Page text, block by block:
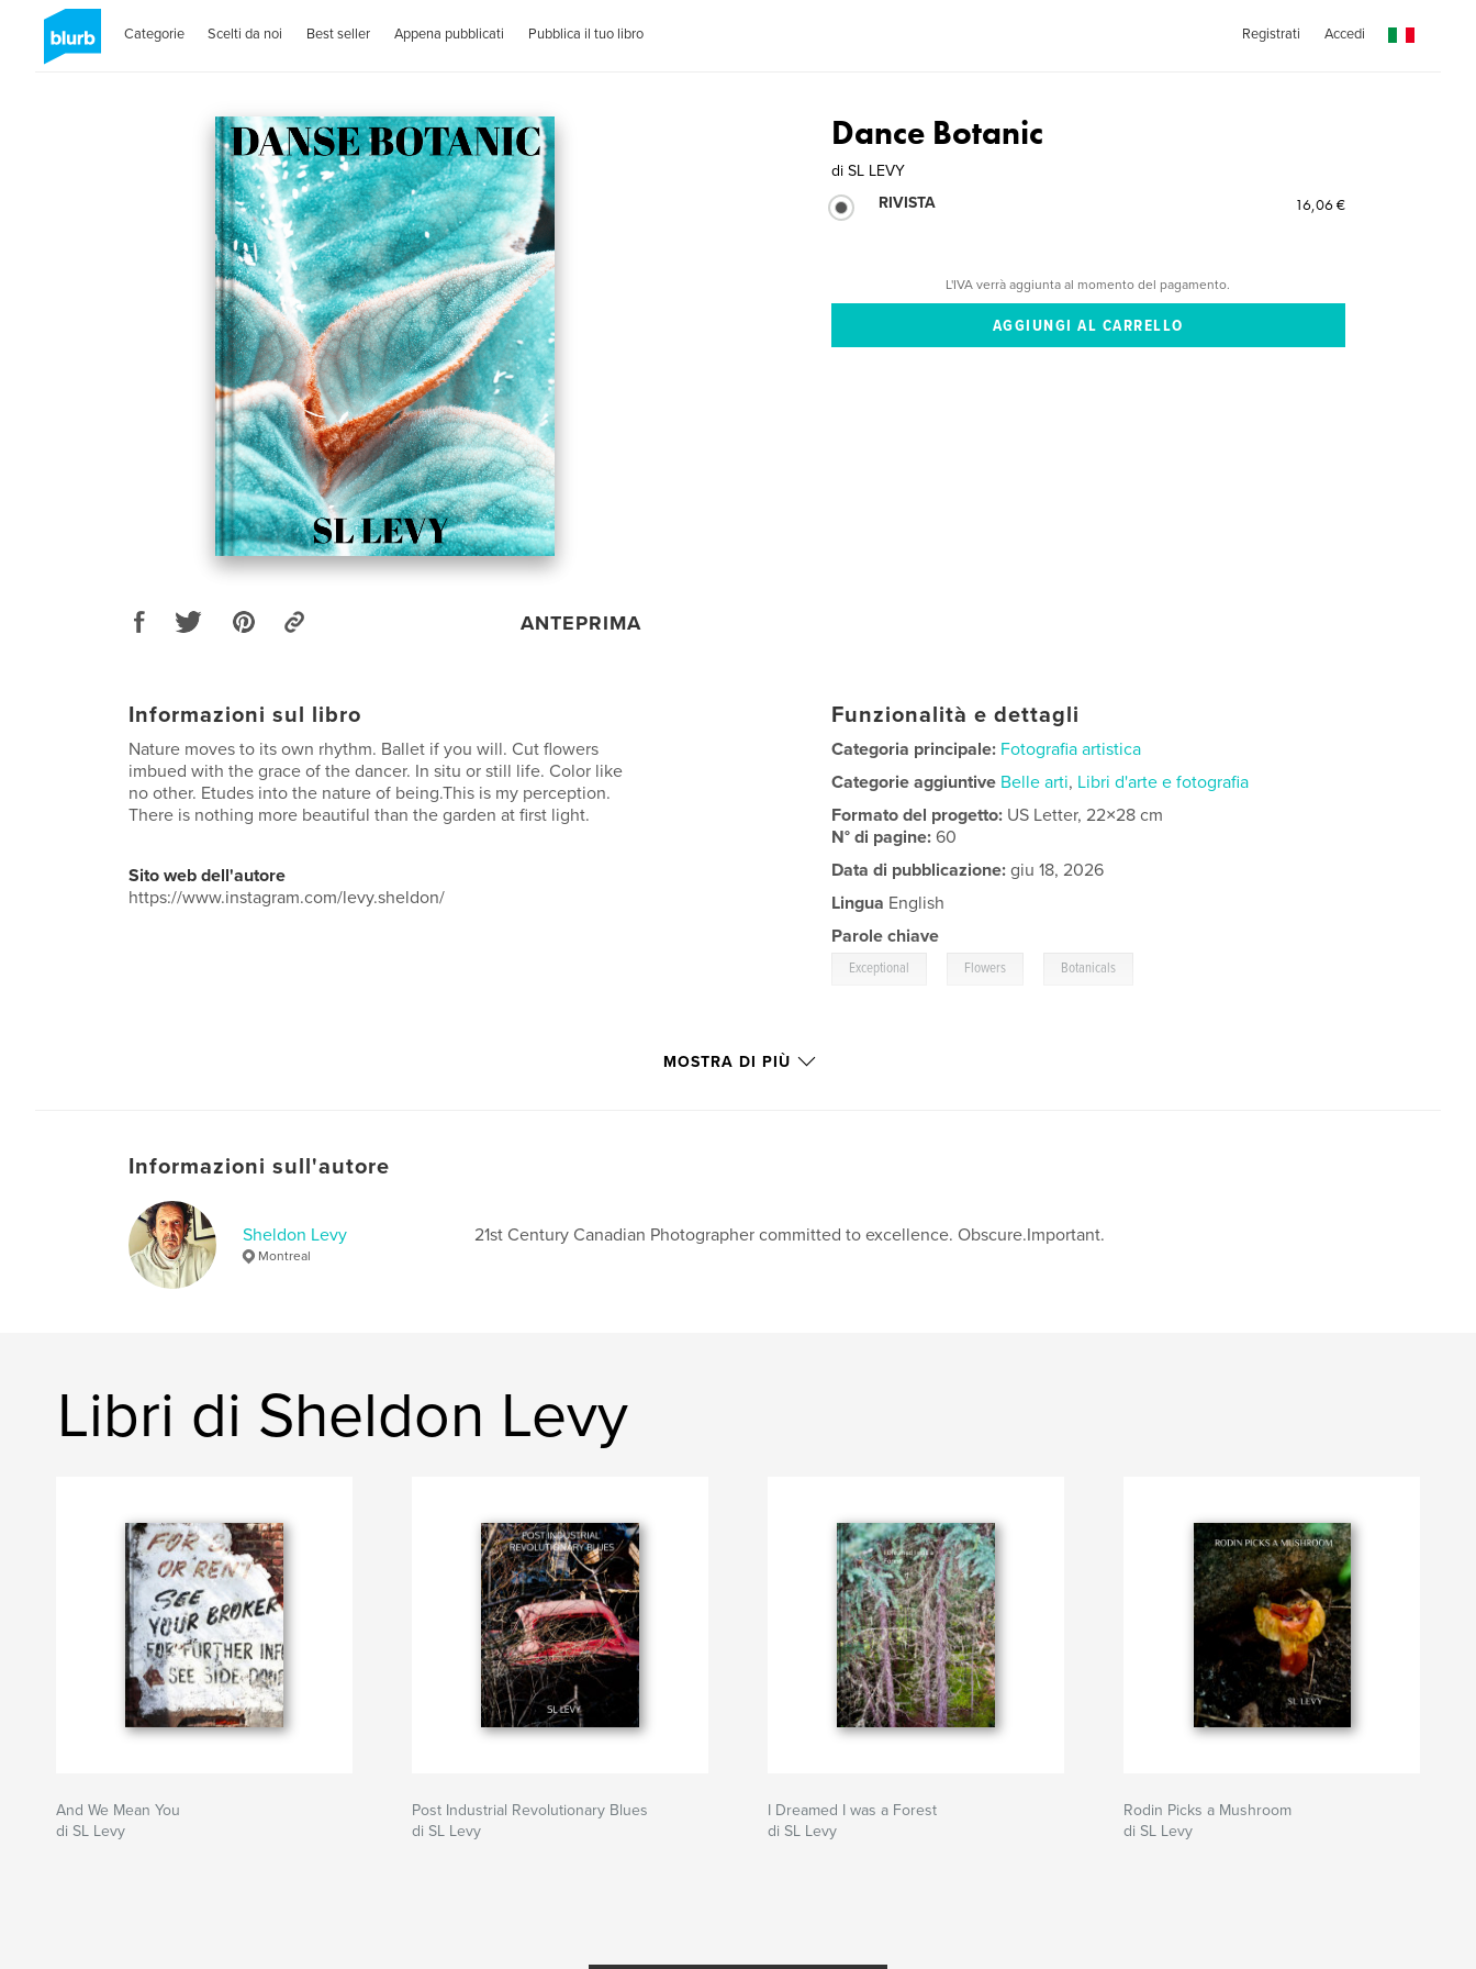
Categorie Scelti da noi Best seller Appena pubblicati Pubblica il tuo libro Registrati Accedi
ANTEPRIMA
Dance Botanic
di SL LEVY
RIVISTA
16,06 €
L'IVA verrà aggiunta al momento del pagamento.
Informazioni sul libro
Nature moves to its own rhythm. Ballet if you will. Cut flowers
imbued with the grace of the dancer. In situ or still life. Color like
no other. Etudes into the nature of being.This is my perception.
There is nothing more beautiful than the garden at first light.
Sito web dell'autore
https://www.instagram.com/levy.sheldon/
Funzionalità e dettagli
Categoria principale: Fotografia artistica
Categorie aggiuntive Belle arti, Libri d'arte e fotografia
Formato del progetto: US Letter, 22×28 cm
N° di pagine:60
Data di pubblicazione: giu 18, 2026
Lingua English
Parole chiave
Exceptional Flowers Botanicals
MOSTRA DI PIÙ
Informazioni sull'autore
Sheldon Levy
Montreal
21st Century Canadian Photographer committed to excellence. Obscure.Important.
Libri di Sheldon Levy
And We Mean You
di SL Levy
Post Industrial Revolutionary Blues
di SL Levy
I Dreamed I was a Forest
di SL Levy
Rodin Picks a Mushroom
di SL Levy